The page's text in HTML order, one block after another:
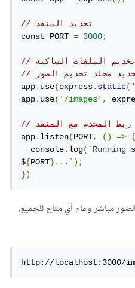
// تحديد المنفذ
const
PORT = 3000;
// تخديم الملفات الساكنة
تحديد مجلد تخديم الصور
app.use(express.static(
app.use('/images',
// ربط المخدم مع المنفذ
app.listen(PORT, () =>
{
  console
.log(`Running
${PORT}...`);
})
مباشر وعام أي متاح للجميع.
http://localhost:3000/